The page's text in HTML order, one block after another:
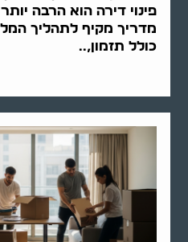
פינוי דירה הוא הרבה
מדריך מקיף לתהליך
כולל תזמון,..